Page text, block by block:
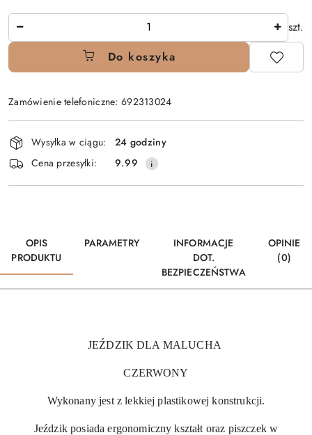
Ilość
szt.
Do koszyka
Zamówienie telefoniczne: 692313024
Dostępność
i
dostawa
Wysyłka w ciągu:
24 godziny
Cena przesyłki:
9.99
OPIS
PRODUKTU
PARAMETRY
INFORMACJE
DOT.
BEZPIECZEŃSTWA
OPINIE
(0)
JEŹDZIK DLA MALUCHA
CZERWONY
Wykonany jest z lekkiej plastikowej konstrukcji.
Jeździk posiada ergonomiczny kształt oraz piszczek w